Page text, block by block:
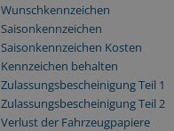
Wunschkennzeichen
Saisonkennzeichen
Saisonkennzeichen Kosten
Kennzeichen behalten
Zulassungsbescheinigung Teil 1
Zulassungsbescheinigung Teil 2
Verlust der Fahrzeugpapiere